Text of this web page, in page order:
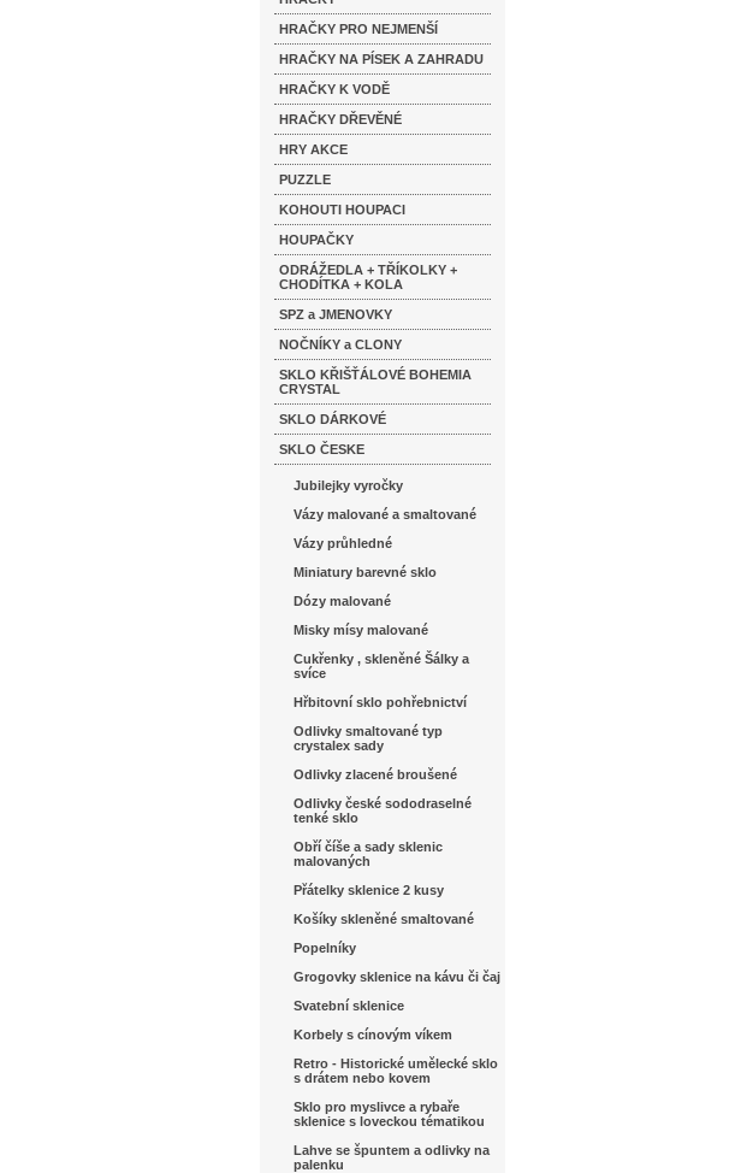
HRAČKY PRO NEJMENŠÍ
HRAČKY NA PÍSEK A ZAHRADU
HRAČKY K VODĚ
HRAČKY DŘEVĚNÉ
HRY AKCE
PUZZLE
KOHOUTI HOUPACI
HOUPAČKY
ODRÁŽEDLA + TŘÍKOLKY +
CHODÍTKA + KOLA
SPZ a JMENOVKY
NOČNÍKY a CLONY
SKLO KŘIŠŤÁLOVÉ BOHEMIA
CRYSTAL
SKLO DÁRKOVÉ
SKLO ČESKE
Jubilejky vyročky
Vázy malované a smaltované
Vázy průhledné
Miniatury barevné sklo
Dózy malované
Misky mísy malované
Cukřenky , skleněné Šálky a
svíce
Hřbitovní sklo pohřebnictví
Odlivky smaltované typ
crystalex sady
Odlivky zlacené broušené
Odlivky české sododraselné
tenké sklo
Obří číše a sady sklenic
malovaných
Přátelky sklenice 2 kusy
Košíky skleněné smaltované
Popelníky
Grogovky sklenice na kávu či čaj
Svatební sklenice
Korbely s cínovým víkem
Retro - Historické umělecké sklo
s drátem nebo kovem
Sklo pro myslivce a rybaře
sklenice s loveckou tématikou
Lahve se špuntem a odlivky na
palenku